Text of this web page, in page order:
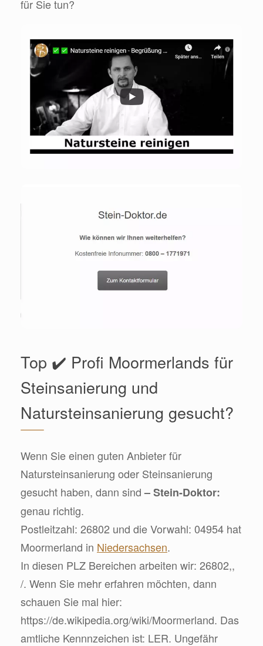
für Sie tun?
Top ✔️ Profi Moormerlands für
Steinsanierung und
Natursteinsanierung gesucht?
Wenn Sie einen guten Anbieter für
Natursteinsanierung oder Steinsanierung
gesucht haben, dann sind– Stein-Doktor:
genau richtig.
Postleitzahl: 26802 und die Vorwahl: 04954 hat
Moormerland in Niedersachsen.
In diesen PLZ Bereichen arbeiten wir: 26802,,
/. Wenn Sie mehr erfahren möchten, dann
schauen Sie mal hier:
https://de.wikipedia.org/wiki/Moormerland. Das
amtliche Kennnzeichen ist: LER. Ungefähr